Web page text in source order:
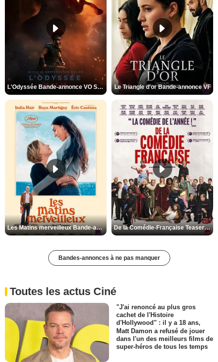
L'Odyssée Bande-annonce VO STFR Le Triangle d'or Bande-annonce VF
Les Matins merveilleux Bande-annonce VF De la Comédie-Française Teaser VF
Bandes-annonces à ne pas manquer
Toutes les actus Ciné
"J'ai renoncé au plus gros
cachet de l'Histoire
d'Hollywood" : il y a 18 ans,
Matt Damon a refusé de jouer
dans l'un des meilleurs films de
super-héros de tous les temps